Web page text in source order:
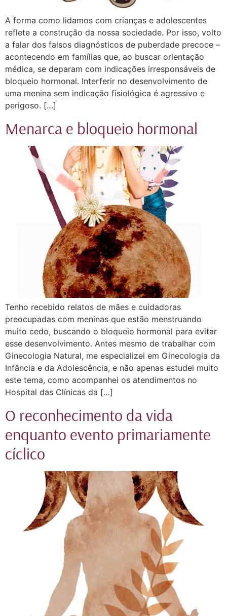
A forma como lidamos com crianças e adolescentes
reflete a construção da nossa sociedade. Por isso, volto
a falar dos falsos diagnósticos de puberdade precoce –
acontecendo em famílias que, ao buscar orientação
médica, se deparam com indicações irresponsáveis de
bloqueio hormonal. Interferir no desenvolvimento de
uma menina sem indicação fisiológica é agressivo e
perigoso. […]
Menarca e bloqueio hormonal
Tenho recebido relatos de mães e cuidadoras
preocupadas com meninas que estão menstruando
muito cedo, buscando o bloqueio hormonal para evitar
esse desenvolvimento. Antes mesmo de trabalhar com
Ginecologia Natural, me especializei em Ginecologia da
Infância e da Adolescência, e não apenas estudei muito
este tema, como acompanhei os atendimentos no
Hospital das Clínicas da […]
O reconhecimento da vida
enquanto evento primariamente
cíclico